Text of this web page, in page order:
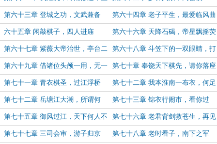
载
第六十三章 登城之功，文武兼备 第六十四章 老子平生，最爱临风曲
六十五章 闲敲棋子，四人进庙 第六十六章 天降石碣，帝星飘摇荧
惑高
第六十七章 紫薇大帝治世，亭台二
十六将
第六十八章 斗笠下的一双眼睛，打
个赌如何
第六十九章 借诸位头颅一用，无一
是男儿
第七十章 奉饶天下棋先，请你落座
第七十一章 青衣棋圣，过江浮桥 第七十二章 我本淮南一布衣，何足
挂齿
第七十二章 岳塘江大潮，所谓何
事！
第七十三章 锦衣行闹市，看你过
江！
第七十五章 御风过江，天下何人不
识君！【二合一】
第七十六章 老君背剑救苍生，再见
王阳
第七十七章 三司会审，游子归京 第七十八章 老时看子，南下之军